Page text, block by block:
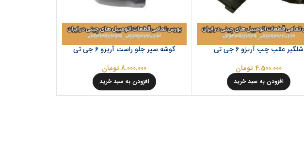
شلگير عقب چپ آریزو 6 جی تی
4.500.000 تومان
افزودن به سبد خرید
گوشه سپر جلو راست آریزو 6 جی تی
8.000.000 تومان
افزودن به سبد خرید